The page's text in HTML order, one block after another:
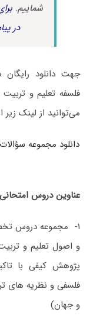
شماییم.
در
جهت دانلود رایگان
می‌توانید از لینک زیر
عناوین دروس
۱- مجموعه دروس
و اصول تعلیم و
پژوهش کیفی با
فلسفی و نظریه های
و جهان)